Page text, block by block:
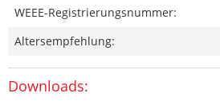
WEEE-Registrierungsnummer:
Altersempfehlung:
Downloads: